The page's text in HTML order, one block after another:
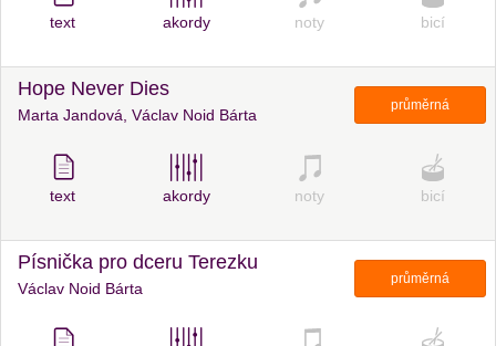
text akordy noty bicí
Hope Never Dies
Marta Jandová, Václav Noid Bárta
průměrná
text akordy noty bicí
Písnička pro dceru Terezku
Václav Noid Bárta
průměrná